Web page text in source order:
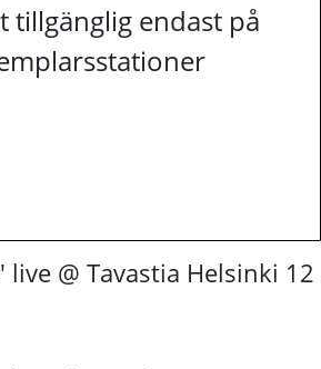
tillgänglig endast på
live @ Tavastia Helsinki 12